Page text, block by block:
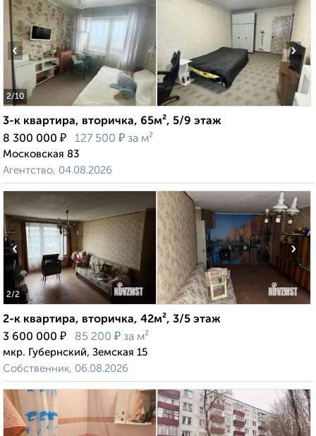
2/10
‹ ›
3-к квартира, вторичка, 65м², 5/9 этаж
8 300 000 ₽ 127 500 ₽ за м²
Московская 83
Агентство, 04.08.2026
2/2
‹ ›
2-к квартира, вторичка, 42м², 3/5 этаж
3 600 000 ₽ 85 200 ₽ за м²
мкр. Губернский, Земская 15
Собственник, 06.08.2026